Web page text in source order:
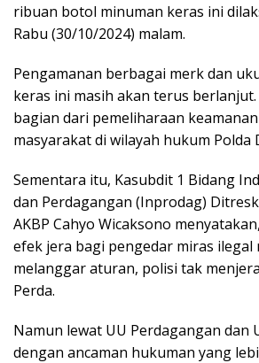
ribuan botol minuman keras ini
Rabu (30/10/2024) malam.
Pengamanan berbagai merk dan
keras ini masih akan terus
bagian dari pemeliharaan
masyarakat di wilayah hukum Polda
Sementara itu, Kasubdit 1 Bidang
dan Perdagangan (Inprodag)
AKBP Cahyo Wicaksono
efek jera bagi pengedar miras ilegal
melanggar aturan, polisi tak
Perda.
Namun lewat UU Perdagangan dan
dengan ancaman hukuman yang